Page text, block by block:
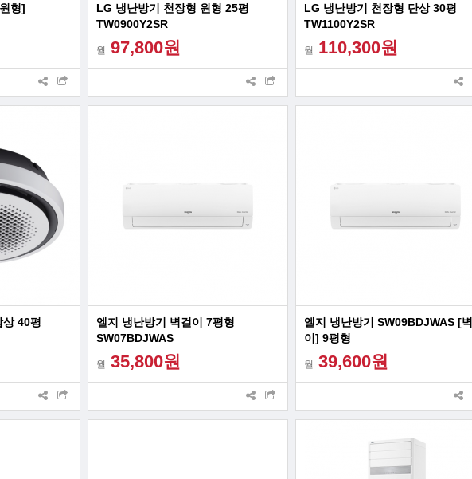
형]
LG 냉난방기 천장형 원형 25평
TW0900Y2SR
월 97,800원
LG 냉난방기 천장형 단상 30평
TW1100Y2SR
월 110,300원
상 40평
엘지 냉난방기 벽걸이 7평형
SW07BDJWAS
월 35,800원
엘지 냉난방기 SW09BDJWAS [
이] 9평형
월 39,600원